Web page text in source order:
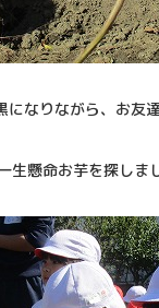
になりながら、お友
生懸命お芋を探しま